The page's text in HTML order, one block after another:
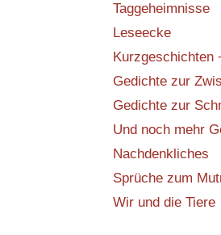
Taggeheimnisse
Leseecke
Kurzgeschichten
Gedichte zur
Gedichte zur
Und noch mehr
Nachdenkliches
Sprüche zum
Wir und die Tiere